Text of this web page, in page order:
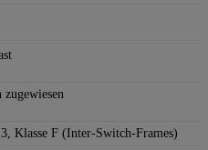
zugewiesen
Klasse F (Inter-Switch-Frames)